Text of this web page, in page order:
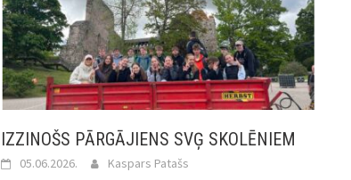
IZZINOŠS PĀRGĀJIENS SVĢ SKOLĒNIEM
05.06.2026. Kaspars Patašs